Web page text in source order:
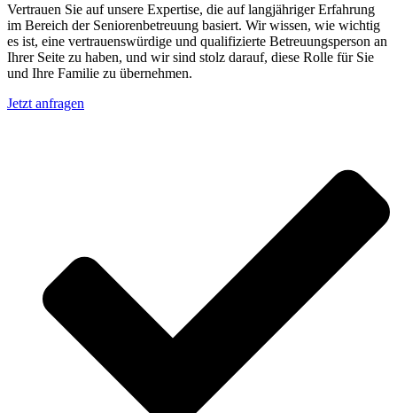
Vertrauen Sie auf unsere Expertise, die auf langjähriger Erfahrung
im Bereich der Seniorenbetreuung basiert. Wir wissen, wie wichtig
es ist, eine vertrauenswürdige und qualifizierte Betreuungsperson an
Ihrer Seite zu haben, und wir sind stolz darauf, diese Rolle für Sie
und Ihre Familie zu übernehmen.
Jetzt anfragen